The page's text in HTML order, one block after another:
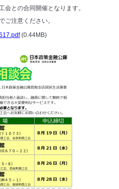
会との合同開催となります。
ご注意ください。
(0.44MB)